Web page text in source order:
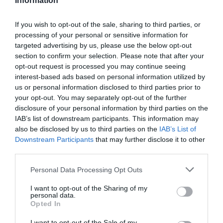
If you wish to opt-out of the sale, sharing to third parties, or
processing of your personal or sensitive information for
targeted advertising by us, please use the below opt-out
section to confirm your selection. Please note that after your
opt-out request is processed you may continue seeing
interest-based ads based on personal information utilized by
us or personal information disclosed to third parties prior to
your opt-out. You may separately opt-out of the further
disclosure of your personal information by third parties on the
IAB’s list of downstream participants. This information may
also be disclosed by us to third parties on the IAB’s List of
Downstream Participants that may further disclose it to other
Personal Data Processing Opt Outs
I want to opt-out of the Sharing of my
personal data.
Opted In
România. Dar şi cu tristeţe, când mă gândesc la
clasa politică, la valorile pe care le au românii.
simt dezrădăcinat, prins între două lumişi incapabil
să-mi găsesc locul în una din ele. Pe de o parte
iubesc românii, iar pe de alta parte îi detest. Pe de o
parte înţeleg pe italieni când ne critică, iar pe alta
parte îmi vine să-i mănânc atunci când aruncă o
vorbă dispreţuitoare la adresa românilor. Dualismul
ăsta care se luptă în mine nu reuşeşte să încline
Codrin Hârjoabă.
Nu doar românii au fost emoţionaţi. La finalul